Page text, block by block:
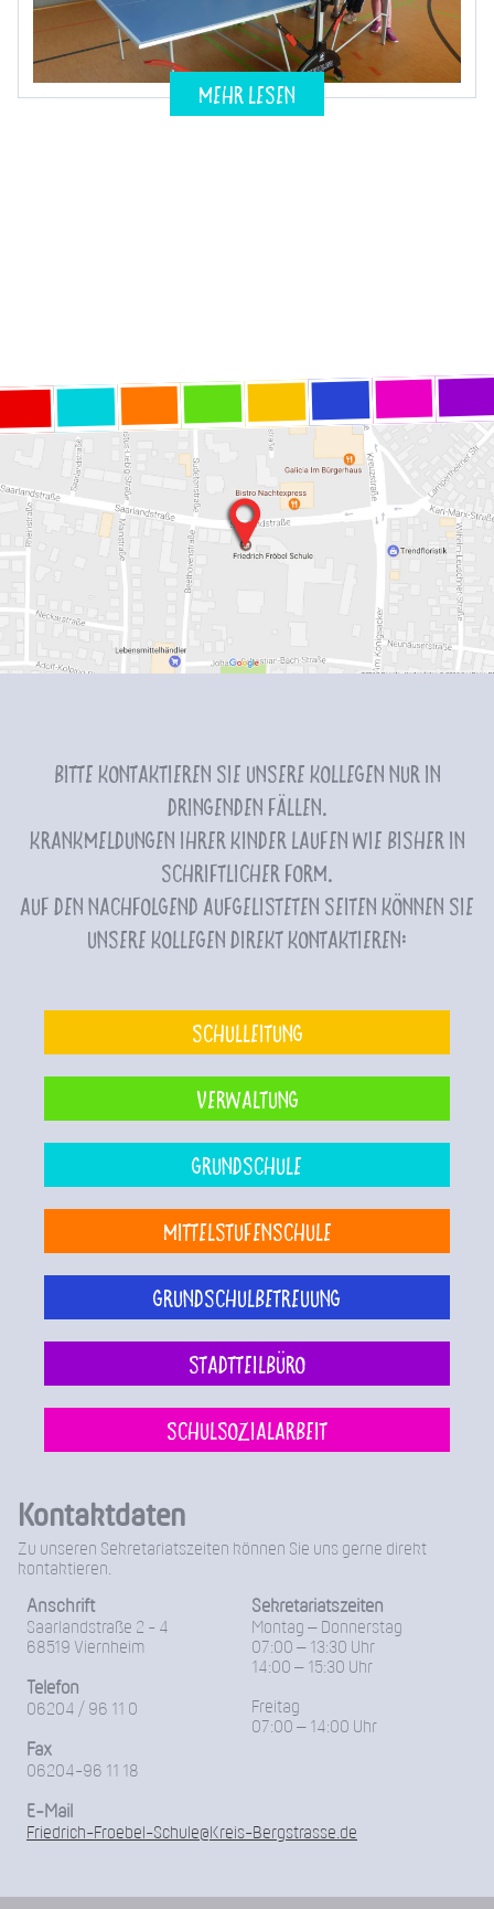
mehr lesen
Bitte kontaktieren Sie unsere Kollegen nur in
dringenden Fällen.
Krankmeldungen Ihrer Kinder laufen wie bisher in
schriftlicher Form.
Auf den nachfolgend aufgelisteten Seiten können Sie
unsere Kollegen direkt kontaktieren:
Schulleitung
Verwaltung
Grundschule
Mittelstufenschule
Grundschulbetreuung
Stadtteilbüro
Schulsozialarbeit
Kontaktdaten
Zu unseren Sekretariatszeiten können Sie uns gerne direkt
kontaktieren.
Anschrift
Saarlandstraße 2 - 4
68519 Viernheim
Telefon
06204 / 96 11 0
Fax
06204-96 11 18
Sekretariatszeiten
Montag – Donnerstag
07:00 – 13:30 Uhr
14:00 – 15:30 Uhr
Freitag
07:00 – 14:00 Uhr
E-Mail
Friedrich-Froebel-Schule@Kreis-Bergstrasse.de